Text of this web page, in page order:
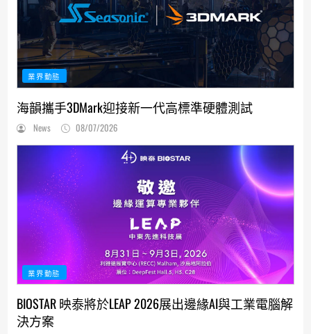
業界動態
海韻攜手3DMark迎接新一代高標準硬體測試
News 08/07/2026
業界動態
BIOSTAR 映泰將於LEAP 2026展出邊緣AI與工業電腦解
決方案